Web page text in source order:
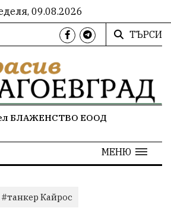
09.08.2026
ТЪРСИ
БЛАЖЕНСТВО ЕООД
МЕНЮ
#танкер Кайрос